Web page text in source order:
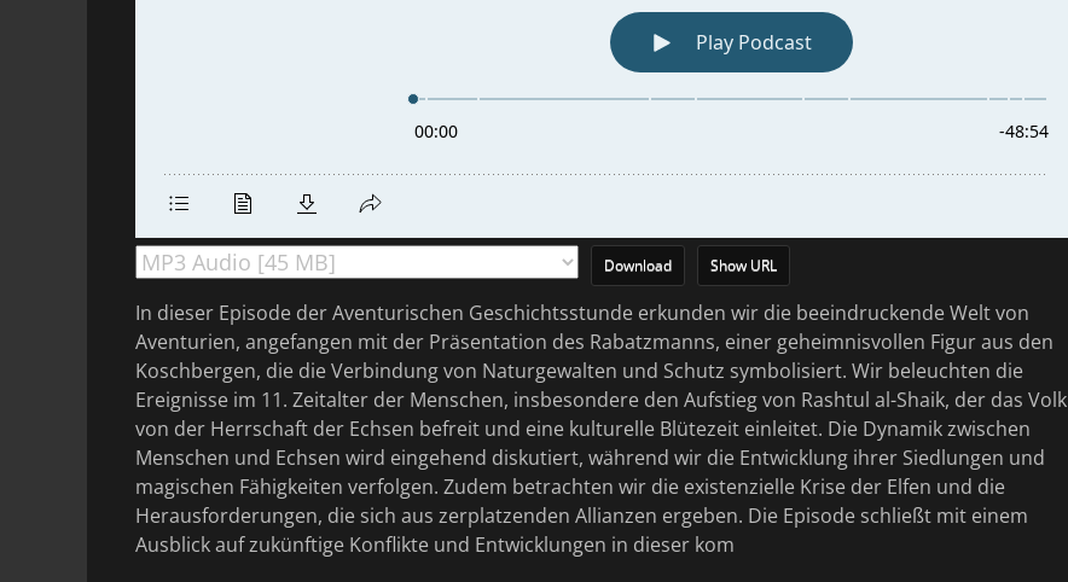
Download Show URL
In dieser Episode der Aventurischen Geschichtsstunde erkunden wir die beeindruckende Welt von
Aventurien, angefangen mit der Präsentation des Rabatzmanns, einer geheimnisvollen Figur aus den
Koschbergen, die die Verbindung von Naturgewalten und Schutz symbolisiert. Wir beleuchten die
Ereignisse im 11. Zeitalter der Menschen, insbesondere den Aufstieg von Rashtul al-Shaik, der das Volk
von der Herrschaft der Echsen befreit und eine kulturelle Blütezeit einleitet. Die Dynamik zwischen
Menschen und Echsen wird eingehend diskutiert, während wir die Entwicklung ihrer Siedlungen und
magischen Fähigkeiten verfolgen. Zudem betrachten wir die existenzielle Krise der Elfen und die
Herausforderungen, die sich aus zerplatzenden Allianzen ergeben. Die Episode schließt mit einem
Ausblick auf zukünftige Konflikte und Entwicklungen in dieser kom